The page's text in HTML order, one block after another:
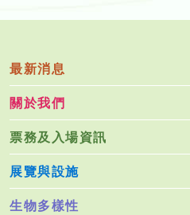
最新消息
關於我們
票務及入場資訊
展覽與設施
生物多樣性